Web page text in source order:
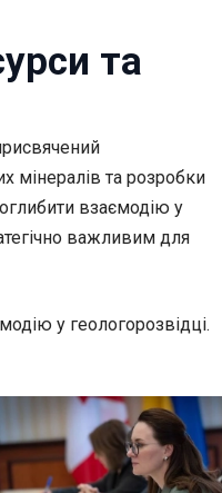
та
мінералів та розробки
взаємодію у
важливим для
у геологорозвідці.